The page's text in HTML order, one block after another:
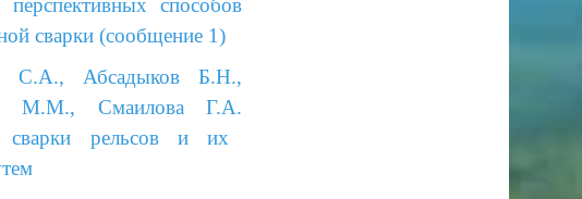
перспективных способов
сварки (сообщение 1)
С.А., Абсадыков Б.Н.,
М.М., Смаилова Г.А.
сварки рельсов и их